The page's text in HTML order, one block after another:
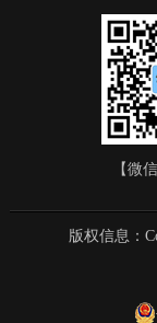
【微
版权信息：